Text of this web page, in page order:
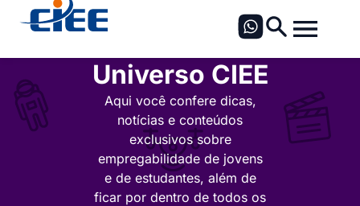
Universo CIEE
Aqui você confere dicas,
notícias e conteúdos
exclusivos sobre
empregabilidade de jovens
e de estudantes, além de
ficar por dentro de todos os